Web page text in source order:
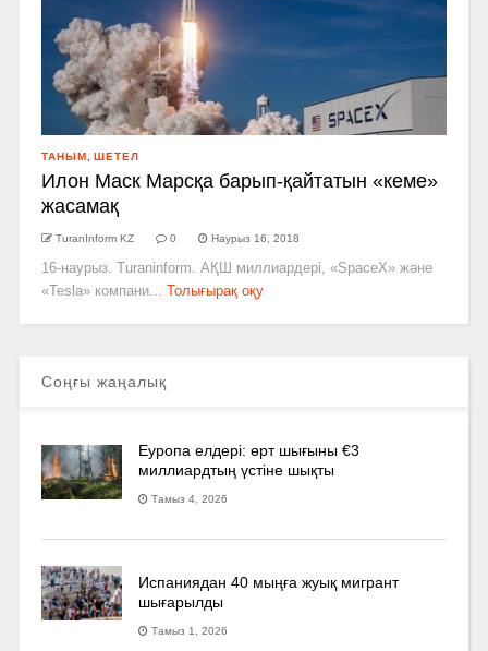
ТАНЫМ ШЕТЕЛ
Илон Маск Марсқа барып-­қайтатын «кеме»
жасамақ
TuranInform KZ 0 Наурыз 16, 2018
16-наурыз. Turaninform. АҚШ миллиардері, «SpaceX» және
«Tesla» компани...
Толығырақ оқу
Соңғы жаңалық
Еуропа елдері: өрт шығыны €3
миллиардтың үстіне шықты
Тамыз 4, 2026
Испаниядан 40 мыңға жуық мигрант
шығарылды
Тамыз 1, 2026